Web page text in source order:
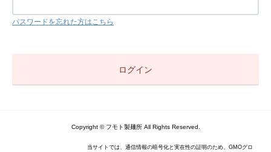
パスワードを忘れた方はこちら
Copyright © フモト製麺所 All Rights Reserved.
当サイトでは、通信情報の暗号化と実在性の証明のため、GMOグロ